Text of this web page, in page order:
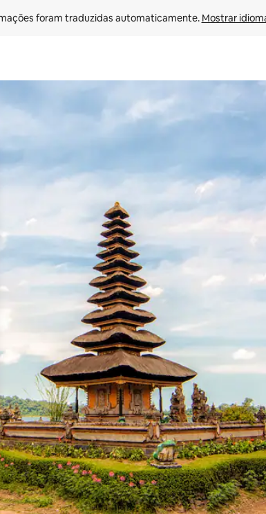
foram traduzidas automaticamente. Mostrar
as seta para cima e para baixo do teclado ou tocando